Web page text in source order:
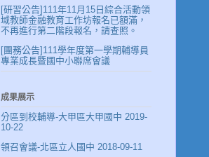
[研習公告]111年11月15日綜合活動領
域教師金融教育工作坊報名已額滿，
不再進行第二階段報名，請查照。
[團務公告]111學年度第一學期輔導員
專業成長暨國中小聯席會議
成果展示
分區到校輔導-大甲區大甲國中 2019-
10-22
領召會議-北區立人國中 2018-09-11